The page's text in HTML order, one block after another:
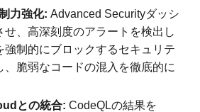
力強化: Advanced Securityダッシ
せ、高深刻度のアラートを検出し
強制的にブロックするセキュリテ
、脆弱なコードの混入を徹底的に
との統合: CodeQLの結果を